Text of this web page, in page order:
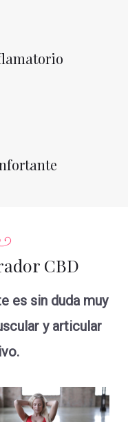
CBD
es sin duda muy
y articular